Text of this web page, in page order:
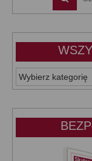
WSZYSTKIE
KATEGORIE: